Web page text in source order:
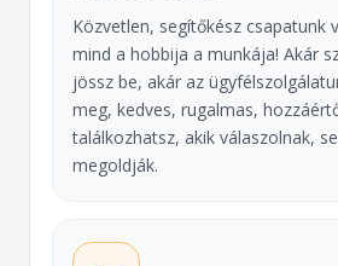
Közvetlen, segítőkész csapatunk
mind a hobbija a munkája! Akár
jössz be, akár az
meg, kedves, rugalmas,
találkozhatsz, akik válaszolnak,
megoldják.